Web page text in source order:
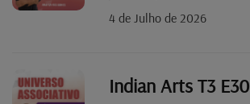
4 de Julho de 2026
Indian Arts T3 E30